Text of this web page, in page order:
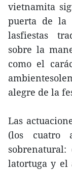
vietnamita
puerta de la
lasfiestas
sobre la
como el
alegre de la
Las
(los cuatro
latortuga y el